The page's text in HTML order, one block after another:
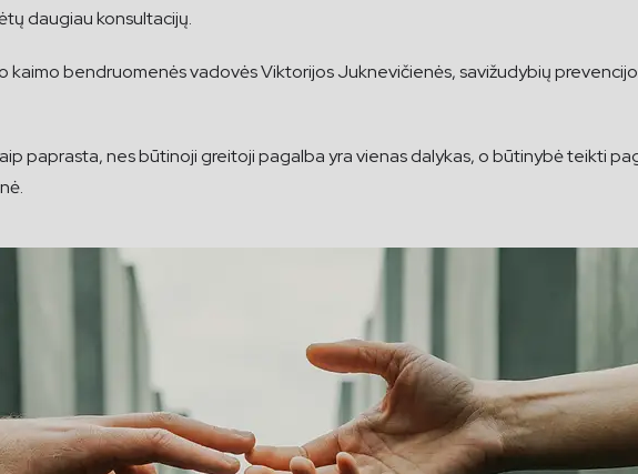
daugiau konsultacijų.
kaimo bendruomenės vadovės Viktorijos Juknevičienės, savižudybių
paprasta, nes būtinoji greitoji pagalba yra vienas dalykas, o būtinybė teikti